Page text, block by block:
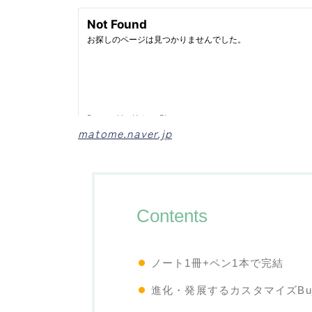
matome.naver.jp
Contents
ノート1冊+ペン1本で完結
進化・発展するカスタマイズ